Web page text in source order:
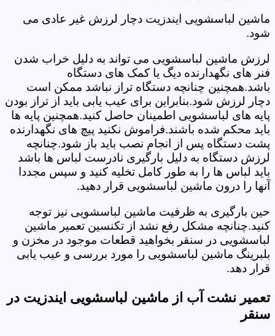
ماشین لباسشویی ایندزیت دچار لرزش غیر عادی می
شود.
لرزش ماشین لباسشویی می تواند به دلیل خراب شدن
فنر های نگهدارنده دیگ یا کمک های دستگاه
باشد.همچنین چنانچه دستگاه تراز نباشد ممکن است
دچار لرزش شود.بنابراین برای عیب یابی باید از تراز بودن
پایه های لباسشویی اطمینان حاصل کنید.همچنین پایه ها
باید محکم شده باشند.فراموش نکنید پیچ های نگهدارنده
پشت دستگاه پس از انجام نصب باید باز شود.چنانچه
لرزش دستگاه به دلیل بارگیری نادرست لباس ها باشد
باید لباس ها را به طور کامل تخلیه کنید و سپس مجددا
آنها را درون ماشین لباسشویی قرار دهید.
حین بارگیری به ظرفیت ماشین لباسشویی نیز توجه
کنید.چنانچه مشکل رفع نشد از تکنسین تعمیر ماشین
لباسشویی در سنقر بخواهید قطعات موجود در مخزن و
بلبرینگ ماشین لباسشویی را مورد بررسی و عیب یابی
قرار دهد.
تعمیر نشت آب از ماشین لباسشویی ایندزیت در
سنقر